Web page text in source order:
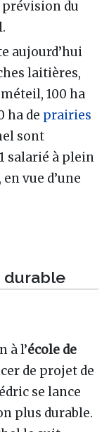
prévision du
aujourd’hui
laitières,
méteil, 100 ha
ha de prairies
sont
salarié à plein
vue d’une
durable
à l’école de
de projet de
se lance
plus durable.